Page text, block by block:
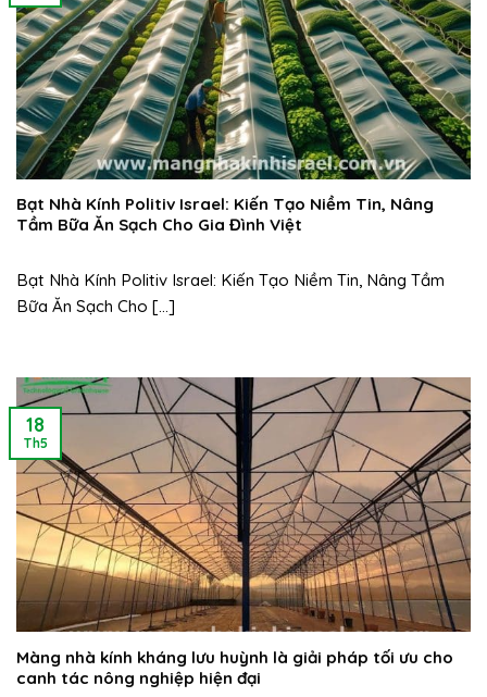
Bạt Nhà Kính Politiv Israel: Kiến Tạo Niềm Tin, Nâng
Tầm Bữa Ăn Sạch Cho Gia Đình Việt
Bạt Nhà Kính Politiv Israel: Kiến Tạo Niềm Tin, Nâng Tầm
Bữa Ăn Sạch Cho [...]
Màng nhà kính kháng lưu huỳnh là giải pháp tối ưu cho
canh tác nông nghiệp hiện đại
18
Th5